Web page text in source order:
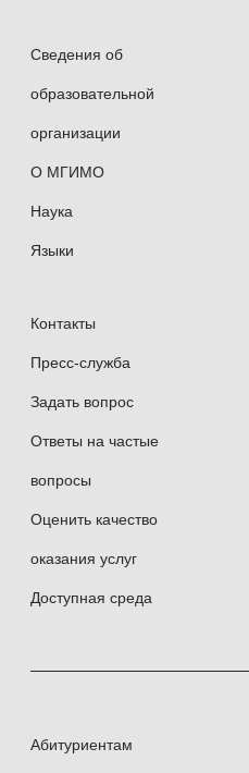
Сведения об
образовательной
организации
О МГИМО
Наука
Языки
Контакты
Пресс-служба
Задать вопрос
Ответы на частые
вопросы
Оценить качество
оказания услуг
Доступная среда
Абитуриентам